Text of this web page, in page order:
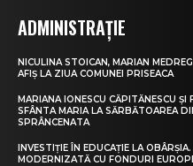
ADMINISTRAȚIE
NICULINA STOICAN, MARIAN
AFIȘ LA ZIUA COMUNEI PRISEACA
MARIANA IONESCU CĂPITĂNESCU ȘI
SFÂNTA MARIA LA SĂRBĂTOAREA
SPRÂNCENATA
INVESTIȚIE ÎN EDUCAȚIE LA
MODERNIZATĂ CU FONDURI